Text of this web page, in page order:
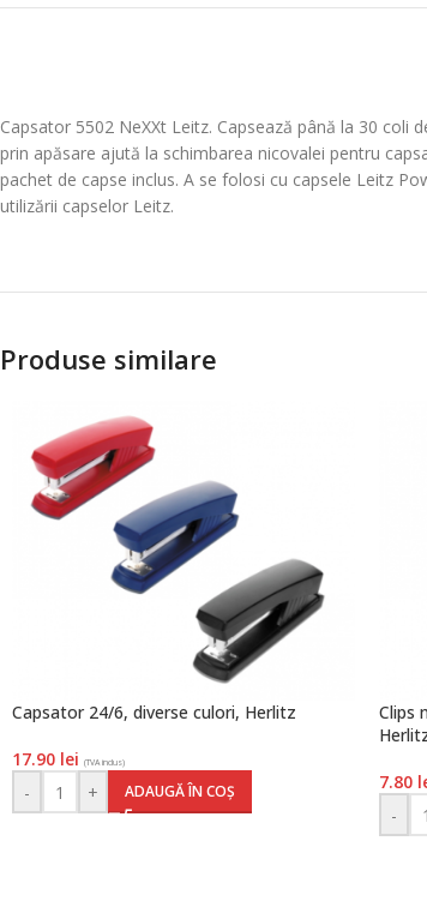
Capsator 5502 NeXXt Leitz. Capsează până la 30
prin apăsare ajută la schimbarea nicovalei pentru
pachet de capse inclus. A se folosi cu capsele Leitz
utilizării capselor Leitz.
Produse similare
Capsator 24/6, diverse culori, Herlitz
17.90 lei (TVA inclus)
- + ADAUGĂ ÎN COȘ
Clips
7.80
-